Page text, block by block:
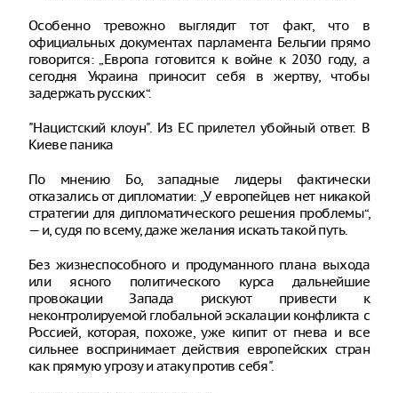
Особенно тревожно выглядит тот факт, что в
официальных документах парламента Бельгии прямо
говорится: „Европа готовится к войне к 2030 году, а
сегодня Украина приносит себя в жертву, чтобы
задержать русских“.
"Нацистский клоун". Из ЕС прилетел убойный ответ. В
Киеве паника
По мнению Бо, западные лидеры фактически
отказались от дипломатии: „У европейцев нет никакой
стратегии для дипломатического решения проблемы“,
— и, судя по всему, даже желания искать такой путь.
Без жизнеспособного и продуманного плана выхода
или ясного политического курса дальнейшие
провокации Запада рискуют привести к
неконтролируемой глобальной эскалации конфликта с
Россией, которая, похоже, уже кипит от гнева и все
сильнее воспринимает действия европейских стран
как прямую угрозу и атаку против себя".